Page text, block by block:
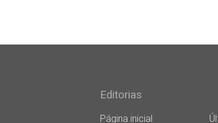
Editorias
Página inicial